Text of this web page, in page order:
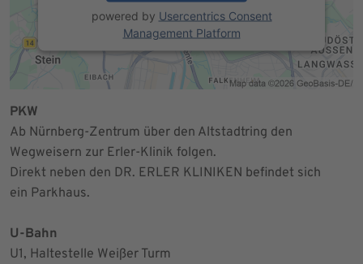
powered by Usercentrics Consent
Management Platform
PKW
Ab Nürnberg-Zentrum über den Altstadtring den
Wegweisern zur Erler-Klinik folgen.
Direkt neben den DR. ERLER KLINIKEN befindet sich
ein Parkhaus.
U-Bahn
U1, Haltestelle Weißer Turm